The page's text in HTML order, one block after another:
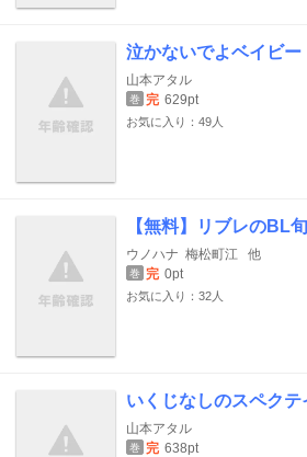
泣かないでよベイビー
山本アタル
巻 完 629pt
お気に入り：49人
【無料】リブレのBL
ウノハナ 梅松町江 他
巻 完 0pt
お気に入り：32人
いくじなしのスペクテ
山本アタル
巻 完 638pt